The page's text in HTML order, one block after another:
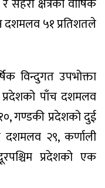
क्षेत्रको वार्षिक
दशमलव ५१ प्रतिशतले
विन्दुगत उपभोक्ता
पाँच दशमलव
गण्डकी प्रदेशको दुई
दशमलव २९, कर्णाली
प्रदेशको एक